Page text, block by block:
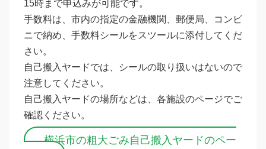
15時まで申込みが可能です。
手数料は、市内の指定の金融機関、郵便局、コンビ
ニで納め、手数料シールをスツールに添付してくだ
さい。
自己搬入ヤードでは、シールの取り扱いはないので
注意してください。
自己搬入ヤードの場所などは、各施設のページでご
確認ください。
横浜市の粗大ごみ自己搬入ヤードのペー